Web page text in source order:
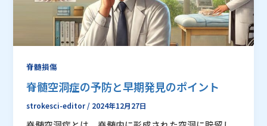
脊髄損傷
脊髄空洞症の予防と早期発見のポイント
strokesci-editor / 2024年12月27日